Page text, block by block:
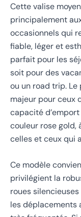
Cette valise
principalement
occasionnels qui
fiable, léger et
parfait pour les
soit pour des
ou un road trip.
majeur pour ceux
capacité
couleur rose gold,
celles et ceux qui
Ce modèle
privilégient la
roues
les déplacements